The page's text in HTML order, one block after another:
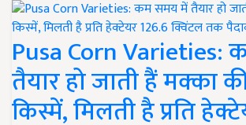
Pusa Corn Varieties:
तैयार हो जाती हैं मक्का
किस्में, मिलती है प्रति